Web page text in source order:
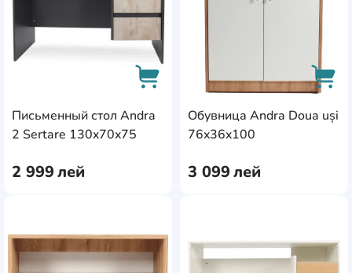
Письменный стол Andra
2 Sertare 130x70x75
2 999лей
AddCardToCart
Обувница Andra Doua uși
76x36x100
3 099лей